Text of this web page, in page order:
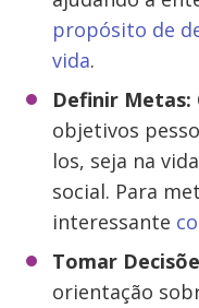
propósito de
vida.
Definir Metas:
objetivos
los, seja na
social. Para
interessante
Tomar
orientação